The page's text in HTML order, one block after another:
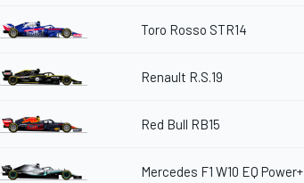
Toro Rosso STR14
Renault R.S.19
Red Bull RB15
Mercedes F1 W10 EQ Power+